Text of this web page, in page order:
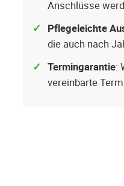
Anschlüsse
Pflegeleichte
die auch nach
Termingarantie:
vereinbarte